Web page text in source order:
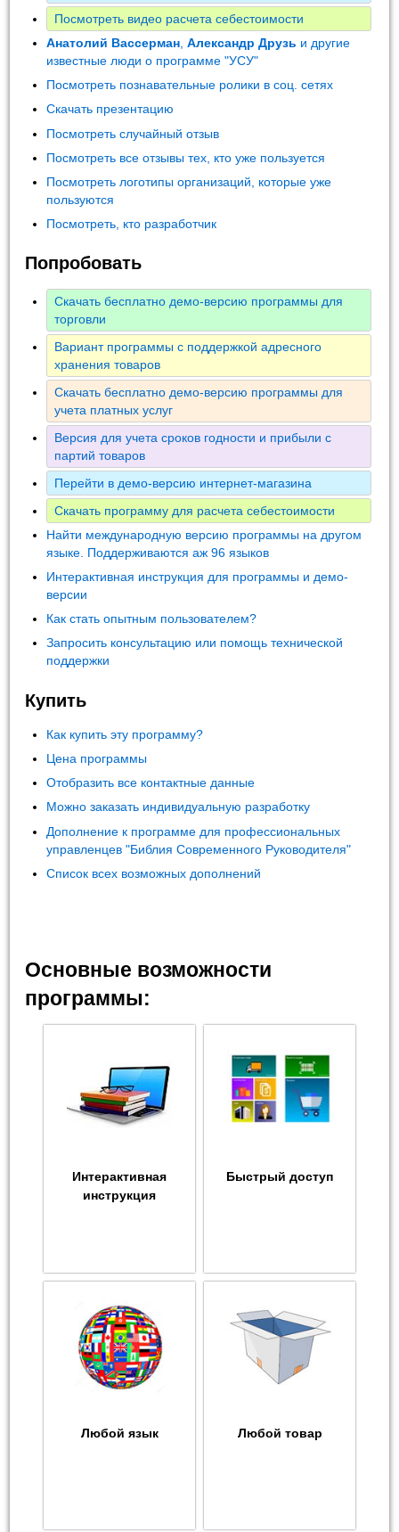
Посмотреть видео расчета себестоимости
Анатолий Вассерман ,Александр Друзь и другие
известные люди о программе "УСУ"
Посмотреть познавательные ролики в соц. сетях
Скачать презентацию
Посмотреть случайный отзыв
Посмотреть все отзывы тех, кто уже пользуется
Посмотреть логотипы организаций, которые уже
пользуются
Посмотреть, кто разработчик
Попробовать
Скачать бесплатно демо-версию программы для
торговли
Вариант программы с поддержкой адресного
хранения товаров
Скачать бесплатно демо-версию программы для
учета платных услуг
Версия для учета сроков годности и прибыли с
партий товаров
Перейти в демо-версию интернет-магазина
Скачать программу для расчета себестоимости
Найти международную версию программы на другом
языке. Поддерживаются аж 96 языков
Интерактивная инструкция для программы и демо-
версии
Как стать опытным пользователем?
Запросить консультацию или помощь технической
поддержки
Купить
Как купить эту программу?
Цена программы
Отобразить все контактные данные
Можно заказать индивидуальную разработку
Дополнение к программе для профессиональных
управленцев "Библия Современного Руководителя"
Список всех возможных дополнений
Основные возможности
программы:
Интерактивная
инструкция
Быстрый доступ
Любой язык Любой товар